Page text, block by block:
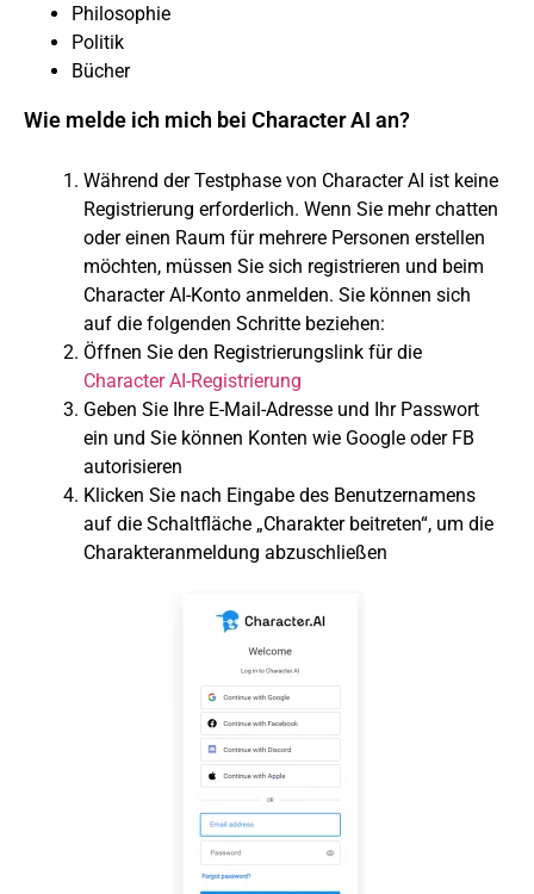
Philosophie
Politik
Bücher
Wie melde ich mich bei Character AI an?
Während der Testphase von Character AI ist keine
Registrierung erforderlich. Wenn Sie mehr chatten
oder einen Raum für mehrere Personen erstellen
möchten, müssen Sie sich registrieren und beim
Character AI-Konto anmelden. Sie können sich
auf die folgenden Schritte beziehen:
Öffnen Sie den Registrierungslink für die
Character AI-Registrierung
Geben Sie Ihre E-Mail-Adresse und Ihr Passwort
ein und Sie können Konten wie Google oder FB
autorisieren
Klicken Sie nach Eingabe des Benutzernamens
auf die Schaltfläche „Charakter beitreten“, um die
Charakteranmeldung abzuschließen